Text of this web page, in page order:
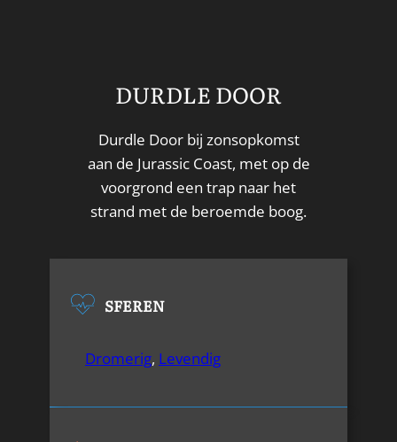
DURDLE DOOR
Durdle Door bij zonsopkomst
aan de Jurassic Coast, met op de
voorgrond een trap naar het
strand met de beroemde boog.
SFEREN
Dromerig, Levendig